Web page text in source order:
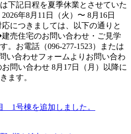
下記日程を夏季休業とさせていた
年8月11日（火）〜 8月16日
応につきましては、以下の通りと
売住宅のお問い合わせ・ご見学
。お電話（096-277-1523）または
い合わせフォームよりお問い合わ
問い合わせ 8月17日（月）以降に
ます。
1号棟を追加しました。